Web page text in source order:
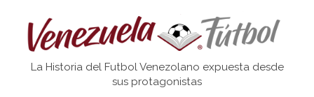
Venezuela
La Historia del Futbol Venezolano expuesta desde
sus protagonistas